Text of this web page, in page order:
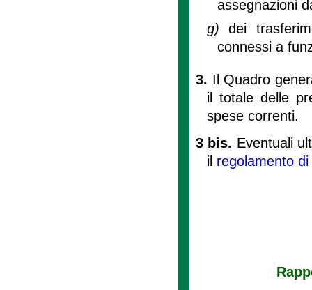
assegnazioni
g)dei
connessi a
3. Il Quadro
il totale delle
spese correnti.
3 bis. Eventuali
il regolamento